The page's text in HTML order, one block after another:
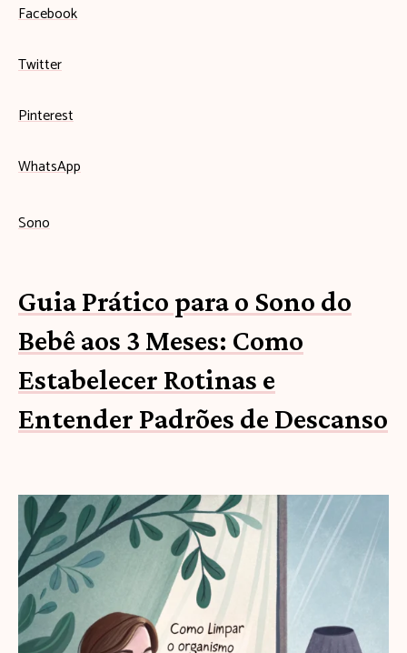
Facebook
Twitter
Pinterest
WhatsApp
Sono
Guia Prático para o Sono do
Bebê aos 3 Meses: Como
Estabelecer Rotinas e
Entender Padrões de Descanso